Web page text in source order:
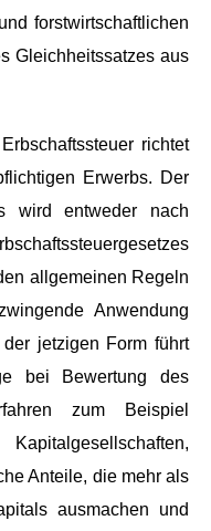
forstwirtschaftlichen
Gleichheitssatzes aus
richtet
Erwerbs. Der
wird entweder nach
allgemeinen Regeln
Anwendung
jetzigen Form führt
bei Bewertung des
zum Beispiel
Anteile, die mehr als
ausmachen und